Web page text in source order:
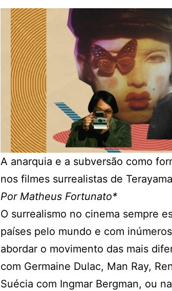
A anarquia e a subversão como
nos filmes surrealistas de
Por Matheus Fortunato*
O surrealismo no cinema sempre
países pelo mundo e com
abordar o movimento das mais
com Germaine Dulac, Man Ray,
Suécia com Ingmar Bergman, ou